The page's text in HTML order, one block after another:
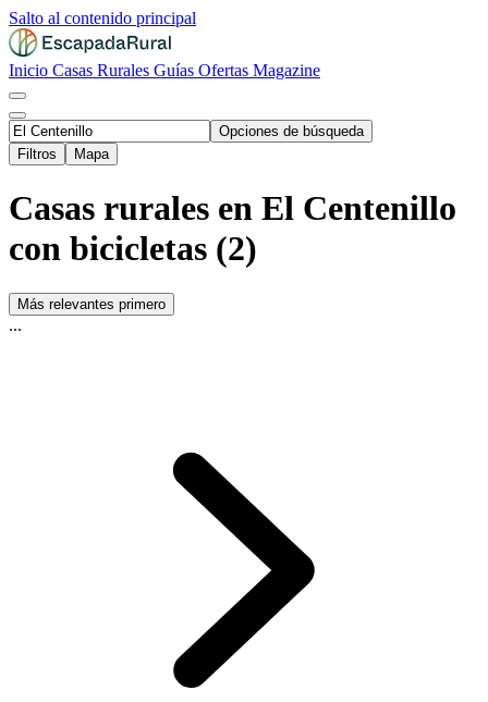
Salto al contenido principal
Inicio Casas Rurales Guías Ofertas Magazine
Opciones de búsqueda
Filtros
Mapa
Casas rurales en El Centenillo
con bicicletas (2)
Más relevantes primero
...